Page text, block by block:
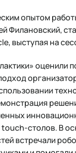
опытом
Филановский,
выступая на
оценили
столов. В
встречали